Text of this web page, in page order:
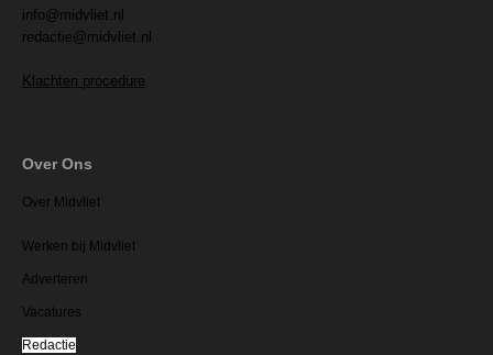
info@midvliet.nl
redactie@midvliet.nl
Klachten procedure
Over Ons
Over Midvliet
Werken bij Midvliet
Adverteren
Vacatures
Redactie